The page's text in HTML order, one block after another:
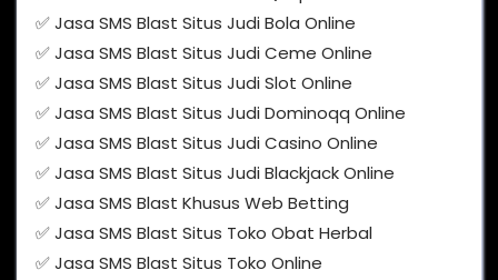
✅ Jasa SMS Blast Situs Judi Bola Online
✅ Jasa SMS Blast Situs Judi Ceme Online
✅ Jasa SMS Blast Situs Judi Slot Online
✅ Jasa SMS Blast Situs Judi Dominoqq Online
✅ Jasa SMS Blast Situs Judi Casino Online
✅ Jasa SMS Blast Situs Judi Blackjack Online
✅ Jasa SMS Blast Khusus Web Betting
✅ Jasa SMS Blast Situs Toko Obat Herbal
✅ Jasa SMS Blast Situs Toko Online